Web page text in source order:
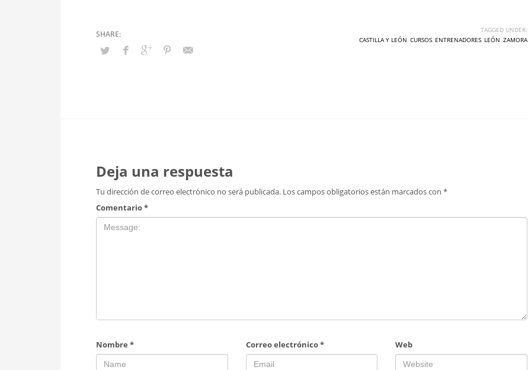
TAGGED UNDER:
CASTILLA Y LEÓN, CURSOS, ENTRENADORES, LEÓN, ZAMORA
Deja una respuesta
Tu dirección de correo electrónico no será publicada. Los campos obligatorios están marcados con *
Comentario*
Nombre * Correo electrónico* Web